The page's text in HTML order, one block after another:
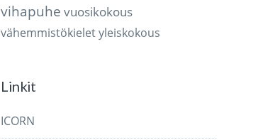
vihapuhe vuosikokous
vähemmistökieletyleiskokous
Linkit
ICORN